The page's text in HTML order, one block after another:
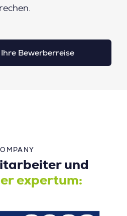
Bewerberreise
und
expertum: